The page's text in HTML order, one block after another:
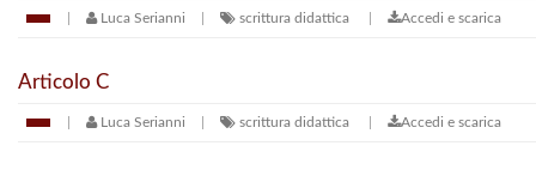
Luca Serianni scrittura didattica Accedi e scarica
Articolo C
Luca Serianni scrittura didattica Accedi e scarica